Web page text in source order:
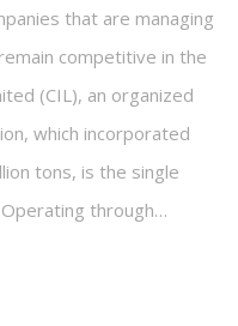
that are managing
competitive in the
(CIL), an organized
which incorporated
tons, is the single
through…